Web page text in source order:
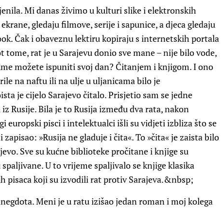
Mi danas živimo u kulturi slike i elektronskih
gledaju filmove, serije i sapunice, a djeca gledaju
Čak i obaveznu lektiru kopiraju s internetskih portala
rat je u Sarajevu donio sve mane – nije bilo vode,
možete ispuniti svoj dan? Čitanjem i knjigom. I ono
na naftu ili na ulje u uljanicama bilo je
je cijelo Sarajevo čitalo. Prisjetio sam se jedne
Rusije. Bila je to Rusija između dva rata, nakon
europski pisci i intelektualci išli su vidjeti izbliza što se
»Rusija ne gladuje i čita«. To »čita« je zaista bilo
Sve su kućne biblioteke pročitane i knjige su
U to vrijeme spaljivalo se knjige klasika
pisaca koji su izvodili rat protiv Sarajeva.&nbsp;
Meni je u ratu izišao jedan roman i moj kolega